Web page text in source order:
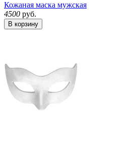
Кожаная маска мужская
4500 руб.
В корзину